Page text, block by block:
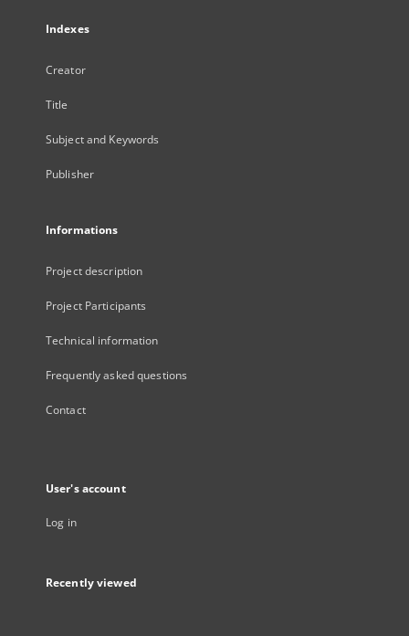
Indexes
Creator
Title
Subject and Keywords
Publisher
Informations
Project description
Project Participants
Technical information
Frequently asked questions
Contact
User's account
Log in
Recently viewed